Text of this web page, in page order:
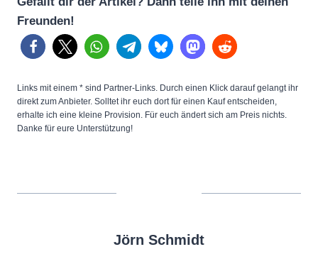
Freunden!
Links mit einem * sind Partner-Links. Durch einen Klick darauf gelangt ihr
direkt zum Anbieter. Solltet ihr euch dort für einen Kauf entscheiden,
erhalte ich eine kleine Provision. Für euch ändert sich am Preis nichts.
Danke für eure Unterstützung!
Jörn Schmidt